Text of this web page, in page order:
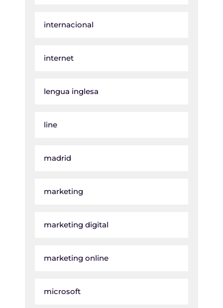
internacional
internet
lengua inglesa
line
madrid
marketing
marketing digital
marketing online
microsoft